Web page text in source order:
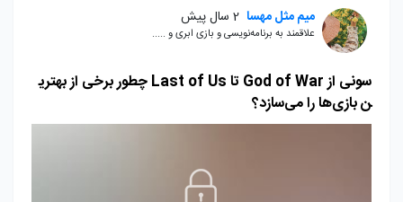
میم مثل مهسا 2 سال پیش
علاقمند به برنامه‌نویسی و بازی ابری و .....
سونی از God of War تا Last of Us چطور برخی از بهتری
ن بازی‌ها را می‌سازد؟‌